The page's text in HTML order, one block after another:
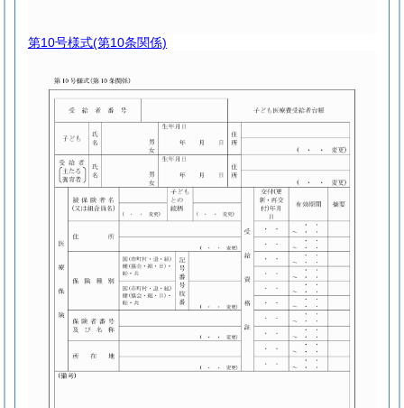
第10号様式(第10条関係)